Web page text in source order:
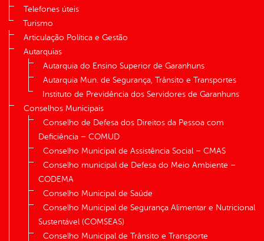
Telefones úteis
Turismo
Articulação Política e Gestão
Autarquias
Autarquia do Ensino Superior de Garanhuns
Autarquia Mun. de Segurança, Trânsito e Transportes
Instituto de Previdência dos Servidores de Garanhuns
Conselhos Municipais
Conselho de Defesa dos Direitos da Pessoa com
Deficiência – COMUD
Conselho Municipal de Assistência Social – CMAS
Conselho municipal de Defesa do Meio Ambiente –
CODEMA
Conselho Municipal de Saúde
Conselho Municipal de Segurança Alimentar e Nutricional
Sustentável (COMSEAS)
Conselho Municipal de Trânsito e Transporte